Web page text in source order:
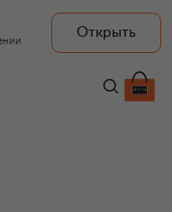
Открыть
137 500 ₽